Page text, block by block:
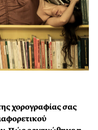
χορογραφίας σας